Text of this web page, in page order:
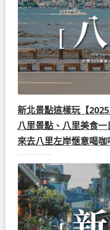
新北景點這樣玩【
八里景點、八里美食
來去八里左岸愜意喝咖